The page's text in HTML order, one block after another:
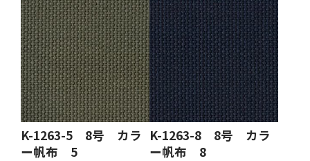
K-1263-5 8号 カラ
ー帆布 5
K-1263-8 8号 カラ
ー帆布 8